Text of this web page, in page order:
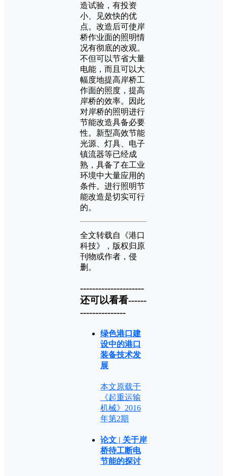
造试验，有投资
小、见效快的优
点。改造后可使岸
桥作业面的照明情
况有彻底的改观。
不但可以节省大量
电能，而且可以大
幅度地提高岸桥工
作面的照度，提高
岸桥的效率。因此
对岸桥的照明进行
节能改造具备必要
性。新型高效节能
光源、灯具、电子
镇流器等已经成
熟，具备了在工业
环境中大量应用的
条件。进行照明节
能改造是切实可行
的。
全文转载自《港口
科技》，版权归原
刊物或作者，侵
删。
---------------------
还可以看看------
---------------
绿色港口建
设中的港口
装备技术发
展
本文原载于
《起重运输
机械》2016
年第2期
论文 | 关于岸
桥待工断电
节能的探讨